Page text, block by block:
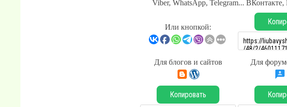
Viber, WhatsApp, Telegram... ВКонтакте,
Или кнопкой:
Для блогов и сайтов Для
Копировать